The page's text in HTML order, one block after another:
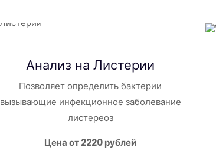
Анализ на Листерии
Позволяет определить бактерии
вызывающие инфекционное заболевание
листереоз
Цена от 2220 рублей